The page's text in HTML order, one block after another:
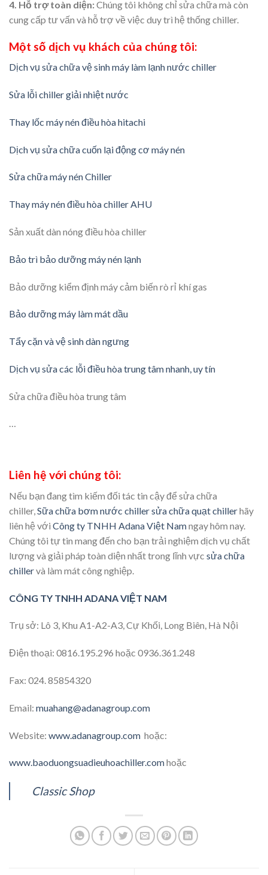
4. Hỗ trợ toàn diện:Chúng tôi không chỉ sửa chữa mà còn
cung cấp tư vấn và hỗ trợ về việc duy trì hệ thống chiller.
Một số dịch vụ khách của chúng tôi:
Dịch vụ sửa chữa vệ sinh máy làm lạnh nước chiller
Sửa lỗi chiller giải nhiệt nước
Thay lốc máy nén điều hòa hitachi
Dịch vụ sửa chữa cuốn lại động cơ máy nén
Sửa chữa máy nén Chiller
Thay máy nén điều hòa chiller AHU
Sản xuất dàn nóng điều hòa chiller
Bảo trì bảo dưỡng máy nén lạnh
Bảo dưỡng kiểm định máy cảm biến rò rỉ khí gas
Bảo dưỡng máy làm mát dầu
Tẩy cặn và vệ sinh dàn ngưng
Dịch vụ sửa các lỗi điều hòa trung tâm nhanh, uy tín
Sửa chữa điều hòa trung tâm
…
Liên hệ với chúng tôi:
Nếu bạn đang tìm kiếm đối tác tin cậy để sửa chữa
chiller,Sữa chữa bơm nước chiller sửa chữa quạt chillerhãy
liên hệ với Công ty TNHH Adana Việt Namngay hôm nay.
Chúng tôi tự tin mang đến cho bạn trải nghiệm dịch vụ chất
lượng và giải pháp toàn diện nhất trong lĩnh vực sửa chữa
chillervà làm mát công nghiệp.
CÔNG TY TNHH ADANA VIỆT NAM
Trụ sở: Lô 3, Khu A1-A2-A3, Cự Khối, Long Biên, Hà Nội
Điện thoại: 0816.195.296 hoặc 0936.361.248
Fax: 024. 85854320
Email: muahang@adanagroup.com
Website: www.adanagroup.com hoặc:
www.baoduongsuadieuhoachiller.comhoặc
Classic Shop